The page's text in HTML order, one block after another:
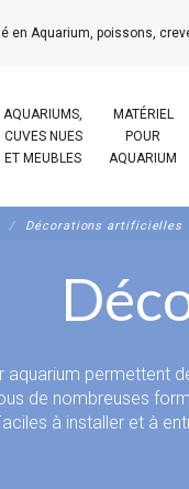
en Aquarium, poissons,
AQUARIUMS,
CUVES NUES
ET MEUBLES
MATÉRIEL
POUR
AQUARIUM
Décorations artificielles
permettent
de nombreuses
à installer et à
pour les habitants